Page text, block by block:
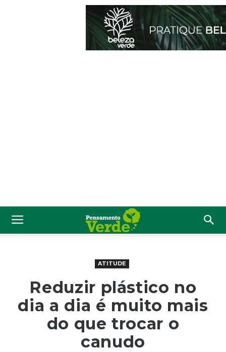
ATITUDE
Reduzir plástico no
dia a dia é muito mais
do que trocar o
canudo